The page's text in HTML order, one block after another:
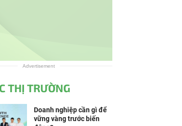
Advertisement
THỊ TRƯỜNG
Doanh nghiệp cần gì để
vững vàng trước biến